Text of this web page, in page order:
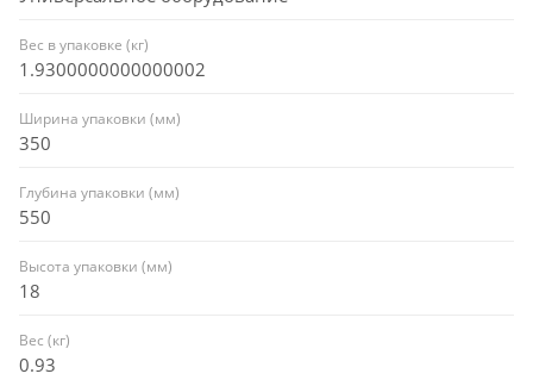
Вес в упаковке (кг)
1.9300000000000002
Ширина упаковки (мм)
350
Глубина упаковки (мм)
550
Высота упаковки (мм)
18
Вес (кг)
0.93